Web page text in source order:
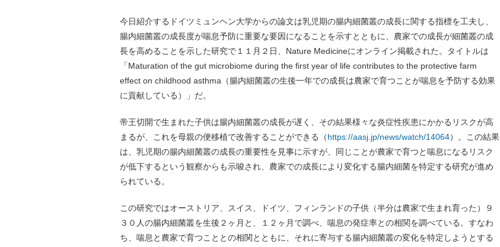
今日紹介するドイツミュンヘン大学からの論文は乳児期の腸内細菌叢の成長に関する指標を工夫し、
腸内細菌叢の成長度が喘息予防に重要な要因になることを示すとともに、農家での成長が細菌叢の成
長を高めることを示した研究で１１月２日、Nature Medicineにオンライン掲載された。タイトルは
「Maturation of the gut microbiome during the first year of life contributes to the protective farm
effect on childhood asthma（腸内細菌叢の生後一年での成長は農家で育つことが喘息を予防する効果
に貢献している）」だ。
帝王切開で生まれた子供は腸内細菌叢の成長が遅く、その結果様々な炎症性疾患にかかるリスクが高
まるが、これを母親の便移植で改善することができる（https://aasj.jp/news/watch/14064）。この結果
は、乳児期の腸内細菌叢の成長の重要性を見事に示すが、同じことが農家で育つと喘息になるリスク
が低下するという観察からも示唆され、農家での成長により変化する腸内細菌を特定する研究が進め
られている。
この研究ではオーストリア、スイス、ドイツ、フィンランドの子供（半分は農家で生まれ育った）９
３０人の腸内細菌叢を生後２ヶ月と、１２ヶ月で調べ、喘息の発症率との相関を調べている。すなわ
ち、喘息と農家で育つこととの相関とともに、それに寄与する腸内細菌叢の変化を特定しようとする